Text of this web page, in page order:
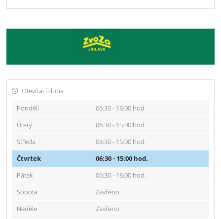
Otevírací doba:
Pondělí
06:30 - 15:00 hod.
Úterý
06:30 - 15:00 hod.
Středa
06:30 - 15:00 hod.
Čtvrtek
06:30 - 15:00 hod.
Pátek
06:30 - 15:00 hod.
Sobota
Zavřeno
Neděle
Zavřeno